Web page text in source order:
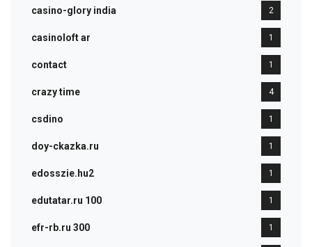
casino-glory india 2
casinoloft ar 1
contact 1
crazy time 4
csdino 1
doy-ckazka.ru 1
edosszie.hu2 1
edutatar.ru 100 1
efr-rb.ru 300 1